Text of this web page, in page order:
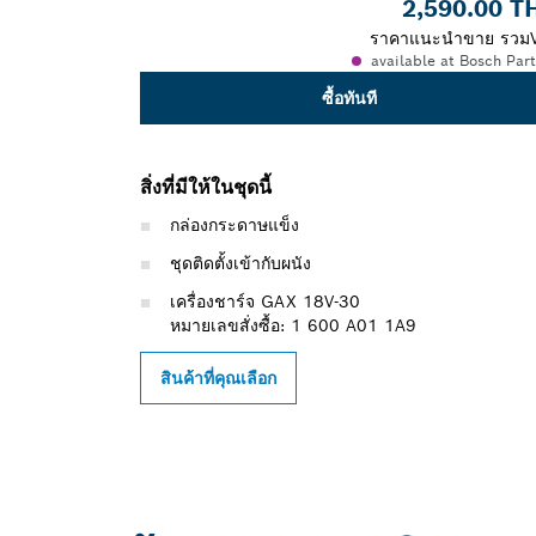
2,590.00
ราคาแนะนำขาย รวม
available at Bosch
ซื้อทันที
สิ่งที่มีให้ในชุดนี้
กล่องกระดาษแข็ง
ชุดติดตั้งเข้ากับผนัง
เครื่องชาร์จ GAX 18V-30
หมายเลขสั่งซื้อ: 1 600 A01 1A9
สินค้าที่คุณเลือก